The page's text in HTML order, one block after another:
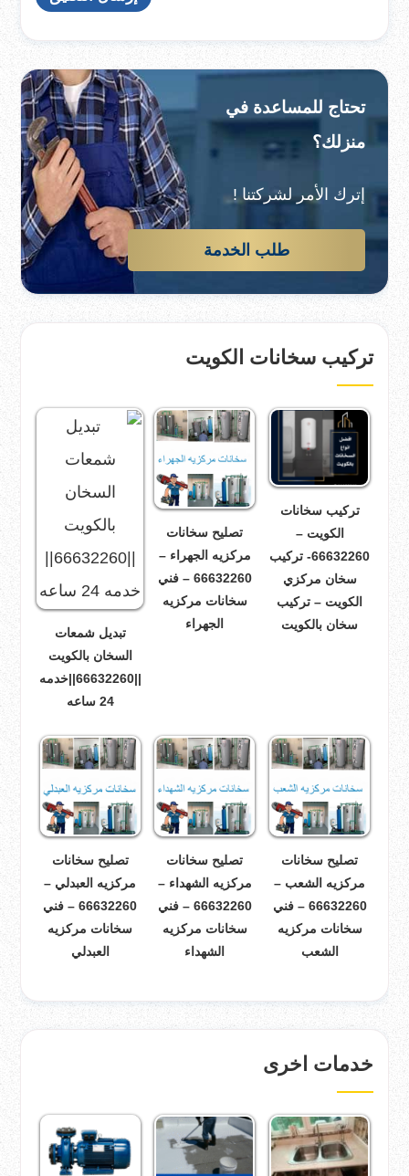
تحتاج للمساعدة في
منزلك؟
إترك الأمر لشركتنا !
طلب الخدمة
تركيب سخانات الكويت
تركيب سخانات
الكويت –
66632260- تركيب
سخان مركزي
الكويت – تركيب
سخان بالكويت
تصليح سخانات
مركزيه الجهراء –
66632260 – فني
سخانات مركزيه
الجهراء
تبديل شمعات
السخان بالكويت
||66632260||خدمه
24 ساعه
تصليح سخانات
مركزيه الشعب –
66632260 – فني
سخانات مركزيه
الشعب
تصليح سخانات
مركزيه الشهداء –
66632260 – فني
سخانات مركزيه
الشهداء
تصليح سخانات
مركزيه العبدلي –
66632260 – فني
سخانات مركزيه
العبدلي
خدمات اخرى